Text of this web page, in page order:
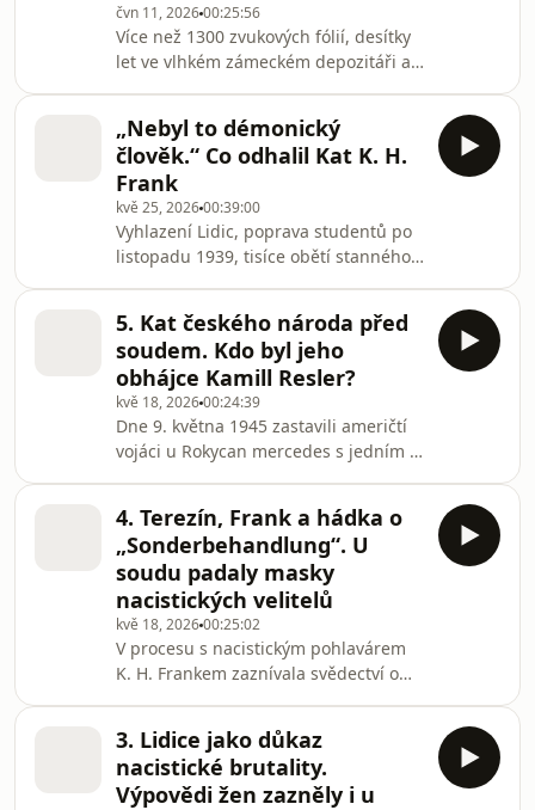
čvn 11, 202600:25:56
Více než 1300 zvukových fólií, desítky
let ve vlhkém zámeckém depozitáři a
kompletní zvukový dokument jednoho
z nejvýznamnějších poválečných
procesů. Na vzniku série Kat K. H.
Frank se podíleli archiváři a
restaurátoři Českého rozhlasu, kteří
místy „bojovali“ o každou minutu
historického záznamu.Všechny díly
podcastu Kat K.
„Nebyl to démonický
člověk.“ Co odhalil Kat K. H.
Frank
kvě 25, 202600:39:00
Vyhlazení Lidic, poprava studentů po
listopadu 1939, tisíce obětí stanného
stanul před mimořádným lidovým
soudem a byl odsouzen k smrti. „Soud
byl ve všech směrem co nejvíc podle
práva. Vše bylo tlumočeno do
němčiny, Frank měl možnost se hájit.
O to je rozsudek důležitější. Frank se
musel zodpovídat ze svých skutků a u
soudu zazn
5. Kat českého národa před
soudem. Kdo byl jeho
obhájce Kamill Resler?
kvě 18, 202600:24:39
Dne 9. května 1945 zastavili američtí
vojáci u Rokycan mercedes s jedním z
rozhlas Plus v nové dokumentárně-
publicistické sérii sleduje jeho
dopadení, soud za zločiny proti
českému národu i poslední pokusy
obhajoby odvrátit trest smrti.Všechny
díly podcastu Kat K. H. Frank můžete
pohodlně poslouchat v mobilní
aplikaci mujRozhlas pro Andro
4. Terezín, Frank a hádka o
„Sonderbehandlung“. U
soudu padaly masky
nacistických velitelů
kvě 18, 202600:25:02
V procesu s nacistickým pohlavárem
K. H. Frankem zaznívala svědectví o
tribunálem se střetli někdejší
nejmocnější muži protektorátu — a
při výsleších se snažili zbavit
3. Lidice jako důkaz
nacistické brutality.
Výpovědi žen zazněly i u